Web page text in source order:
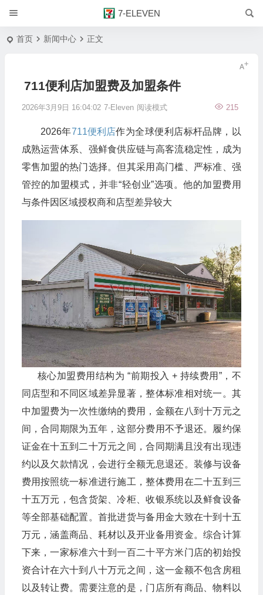
7-ELEVEN
首页 新闻中心 正文
711便利店加盟费及加盟条件
2026年3月9日 16:04:02 7-Eleven 215
阅读模式
2026年711便利店作为全球便利店标杆品牌，以
成熟运营体系、强鲜食供应链与高客流稳定性，成为
零售加盟的热门选择。但其采用高门槛、严标准、强
管控的加盟模式，并非“轻创业”选项。他的加盟费用
与条件因区域授权商和店型差异较大
核心加盟费用结构为 “前期投入 + 持续费用”，不
同店型和不同区域差异显著，整体标准相对统一。其
中加盟费为一次性缴纳的费用，金额在八到十万元之
间，合同期限为五年，这部分费用不予退还。履约保
证金在十五到二十万元之间，合同期满且没有出现违
约以及欠款情况，会进行全额无息退还。装修与设备
费用按照统一标准进行施工，整体费用在二十五到三
十五万元，包含货架、冷柜、收银系统以及鲜食设备
等全部基础配置。首批进货与备用金大致在十到十五
万元，涵盖商品、耗材以及开业备用资金。综合计算
下来，一家标准六十到一百二十平方米门店的初始投
资合计在六十到八十万元之间，这一金额不包含房租
以及转让费。需要注意的是，门店所有商品、物料以